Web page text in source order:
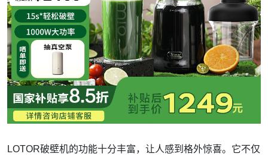
LOTOR破壁机的功能十分丰富，让人感到格外惊喜。它不仅